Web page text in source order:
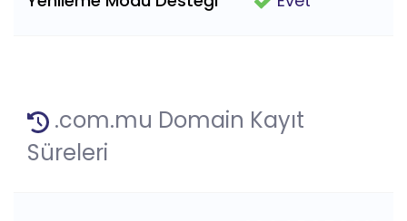
.com.mu Domain Kayıt
Süreleri